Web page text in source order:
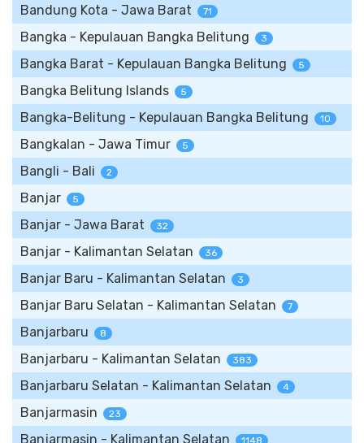
Bandung Kota - Jawa Barat 71
Bangka - Kepulauan Bangka Belitung 3
Bangka Barat - Kepulauan Bangka Belitung 5
Bangka Belitung Islands 5
Bangka-Belitung - Kepulauan Bangka Belitung 10
Bangkalan - Jawa Timur 5
Bangli - Bali 2
Banjar 5
Banjar - Jawa Barat 32
Banjar - Kalimantan Selatan 36
Banjar Baru - Kalimantan Selatan 3
Banjar Baru Selatan - Kalimantan Selatan 7
Banjarbaru 8
Banjarbaru - Kalimantan Selatan 383
Banjarbaru Selatan - Kalimantan Selatan 4
Banjarmasin 23
Banjarmasin - Kalimantan Selatan 1148